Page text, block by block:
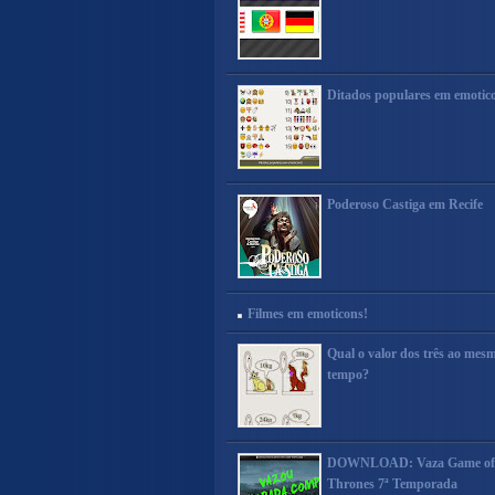
Ditados populares em
Poderoso Castiga em Recife
Filmes em emoticons!
Qual o valor dos três ao
tempo?
DOWNLOAD: Vaza Game of
Thrones 7ª Temporada